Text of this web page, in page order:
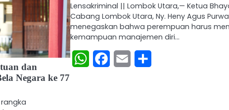
dan
Negara ke 77
Lensakriminal || Lombok Utara,— Ketua
Cabang Lombok Utara, Ny. Heny Agus
menegaskan bahwa perempuan harus
kemampuan manajemen diri…
WhatsAppFacebook
Email